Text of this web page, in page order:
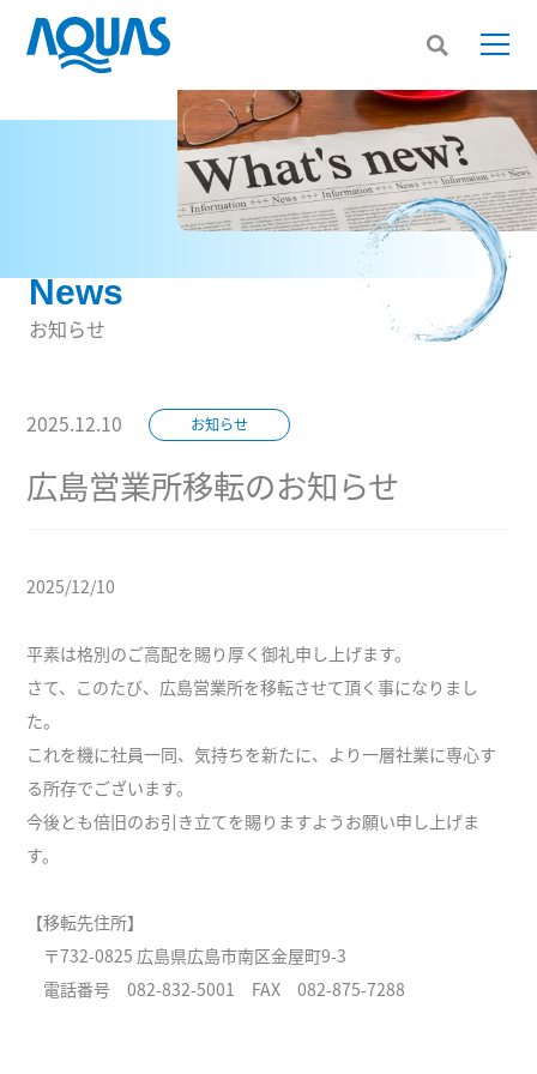
News
お知らせ
2025.12.10 お知らせ
広島営業所移転のお知らせ
2025/12/10
平素は格別のご高配を賜り厚く御礼申し上げます。
さて、このたび、広島営業所を移転させて頂く事になりまし
た。
これを機に社員一同、気持ちを新たに、より一層社業に専心す
る所存でございます。
今後とも倍旧のお引き立てを賜りますようお願い申し上げま
す。
【移転先住所】
〒732-0825 広島県広島市南区金屋町9-3
電話番号 082-832-5001 FAX 082-875-7288